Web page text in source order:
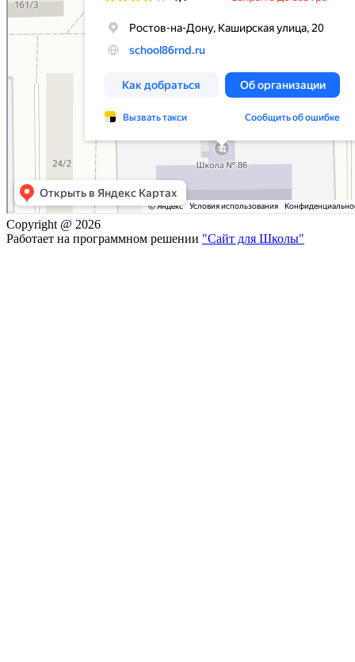
Copyright @ 2026
Работает на программном решении "Сайт для Школы"